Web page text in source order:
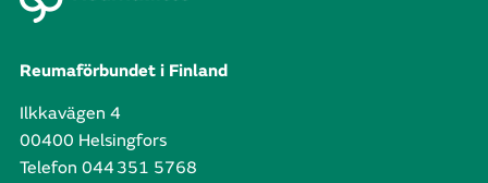
Reumaförbundet i Finland
Ilkkavägen 4
00400 Helsingfors
Telefon 044 351 5768